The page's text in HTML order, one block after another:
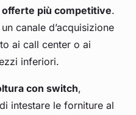
offerte più competitive.
canale d’acquisizione
ai call center o ai
inferiori.
con switch,
intestare le forniture al